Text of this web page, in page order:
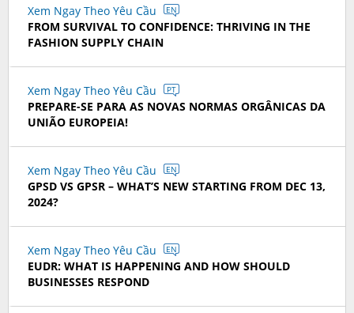
Xem Ngay Theo Yêu Cầu EN
FROM SURVIVAL TO CONFIDENCE: THRIVING IN THE
FASHION SUPPLY CHAIN
Xem Ngay Theo Yêu Cầu PT
PREPARE-SE PARA AS NOVAS NORMAS ORGÂNICAS DA
UNIÃO EUROPEIA!
Xem Ngay Theo Yêu Cầu EN
GPSD VS GPSR – WHAT’S NEW STARTING FROM DEC 13,
2024?
Xem Ngay Theo Yêu Cầu EN
EUDR: WHAT IS HAPPENING AND HOW SHOULD
BUSINESSES RESPOND